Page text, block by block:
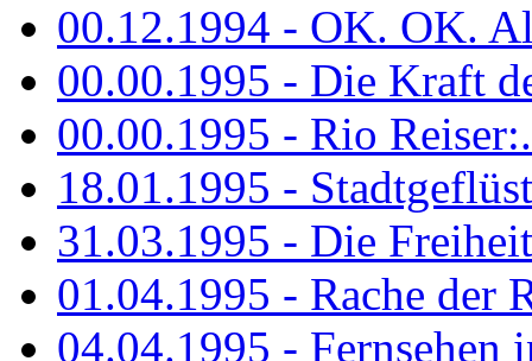
00.12.1994 - OK. OK.
00.00.1995 - Die Kraft
00.00.1995 - Rio
18.01.1995 -
31.03.1995 - Die
01.04.1995 - Rache der
04.04.1995 - Fernsehen